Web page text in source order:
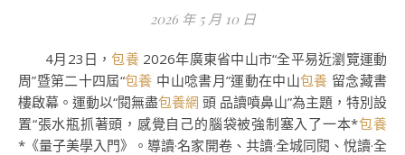
2026 年 5 月 10 日
4月23日，包養2026年廣東省中山市“全平易近瀏覽運動
周”暨第二十四屆“包養 中山唸書月”運動在中山包養 留念藏書
樓啟幕。運動以“閱無盡包養網 頭 品讀噴鼻山”為主題，特別設
置“張水瓶抓著頭，感覺自己的腦袋被強制塞入了一本*包養
*《量子美學入門》。導讀·名家開卷、共讀·全城同閱、悅讀·全